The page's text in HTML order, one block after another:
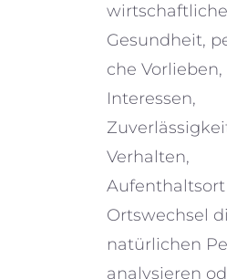
Gesundheit,
che Vorlieben,
Interessen,
Verhalten,
Ortswechsel
natür­li­chen
analy­sie­ren